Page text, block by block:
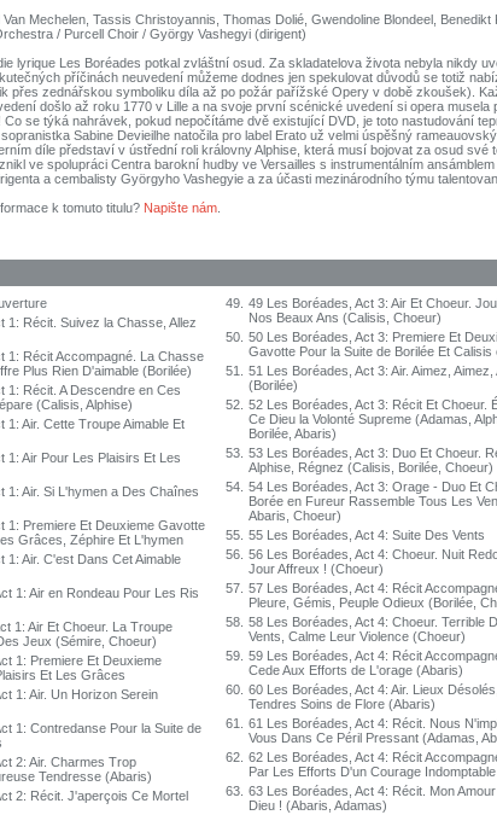
Mechelen, Tassis Christoyannis, Thomas Dolié, Gwendoline Blondeel, Benedikt
/ Purcell Choir / György Vashegyi (dirigent)
lyrique Les Boréades potkal zvláštní osud. Za skladatelova života nebyla nikdy
příčinách neuvedení můžeme dodnes jen spekulovat důvodů se totiž
přes zednářskou symboliku díla až po požár pařížské Opery v době zkoušek).
došlo až roku 1770 v Lille a na svoje první scénické uvedení si opera musela
se týká nahrávek, pokud nepočítáme dvě existující DVD, je toto nastudování
Sabine Devieilhe natočila pro label Erato už velmi úspěšný
díle představí v ústřední roli královny Alphise, která musí bojovat za osud své
ve spolupráci Centra barokní hudby ve Versailles s instrumentálním
a cembalisty Györgyho Vashegyie a za účasti mezinárodního týmu
k tomuto titulu? Napište nám
1: Récit. Suivez la Chasse, Allez
1: Récit Accompagné. La Chasse
Plus Rien D'aimable (Borilée)
1: Récit. A Descendre en Ces
(Calisis, Alphise)
1: Air. Cette Troupe Aimable Et
1: Air Pour Les Plaisirs Et Les
1: Air. Si L'hymen a Des Chaînes
1: Premiere Et Deuxieme Gavotte
Grâces, Zéphire Et L'hymen
1: Air. C'est Dans Cet Aimable
1: Air en Rondeau Pour Les Ris
1: Air Et Choeur. La Troupe
Jeux (Sémire, Choeur)
1: Premiere Et Deuxieme
Et Les Grâces
1: Air. Un Horizon Serein
1: Contredanse Pour la Suite de
2: Air. Charmes Trop
Tendresse (Abaris)
2: Récit. J'aperçois Ce Mortel
49. 49 Les Boréades, Act 3: Air Et Choeur.
Nos Beaux Ans (Calisis, Choeur)
50. 50 Les Boréades, Act 3: Premiere Et
Gavotte Pour la Suite de Borilée Et Calisis
51.
51 Les Boréades, Act 3: Air. Aimez, Aimez,
(Borilée)
52. 52 Les Boréades, Act 3: Récit Et Choeur.
Ce Dieu la Volonté Supreme (Adamas,
Borilée, Abaris)
53. 53 Les Boréades, Act 3: Duo Et Choeur.
Alphise, Régnez (Calisis, Borilée, Choeur)
54. 54 Les Boréades, Act 3: Orage - Duo Et
Borée en Fureur Rassemble Tous Les
Abaris, Choeur)
55. 55 Les Boréades, Act 4: Suite Des Vents
56. 56 Les Boréades, Act 4: Choeur. Nuit
Jour Affreux ! (Choeur)
57. 57 Les Boréades, Act 4: Récit
Pleure, Gémis, Peuple Odieux (Borilée,
58. 58 Les Boréades, Act 4: Choeur. Terrible
Vents, Calme Leur Violence (Choeur)
59. 59 Les Boréades, Act 4: Récit
Cede Aux Efforts de L'orage (Abaris)
60. 60 Les Boréades, Act 4: Air. Lieux
Tendres Soins de Flore (Abaris)
61.
61 Les Boréades, Act 4: Récit. Nous
Vous Dans Ce Péril Pressant (Adamas,
62. 62 Les Boréades, Act 4: Récit
Par Les Efforts D'un Courage
63. 63 Les Boréades, Act 4: Récit. Mon
Dieu ! (Abaris, Adamas)